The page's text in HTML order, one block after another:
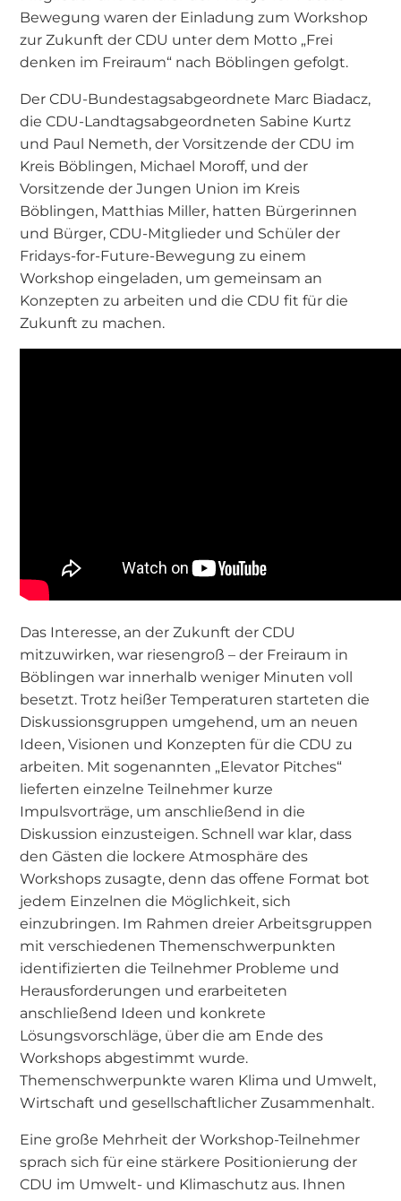
Bewegung waren der Einladung zum Workshop
zur Zukunft der CDU unter dem Motto „Frei
denken im Freiraum“ nach Böblingen gefolgt.
Der CDU-Bundestagsabgeordnete Marc Biadacz,
die CDU-Landtagsabgeordneten Sabine Kurtz
und Paul Nemeth, der Vorsitzende der CDU im
Kreis Böblingen, Michael Moroff, und der
Vorsitzende der Jungen Union im Kreis
Böblingen, Matthias Miller, hatten Bürgerinnen
und Bürger, CDU-Mitglieder und Schüler der
Fridays-for-Future-Bewegung zu einem
Workshop eingeladen, um gemeinsam an
Konzepten zu arbeiten und die CDU fit für die
Zukunft zu machen.
Das Interesse, an der Zukunft der CDU
mitzuwirken, war riesengroß – der Freiraum in
Böblingen war innerhalb weniger Minuten voll
besetzt. Trotz heißer Temperaturen starteten die
Diskussionsgruppen umgehend, um an neuen
Ideen, Visionen und Konzepten für die CDU zu
arbeiten. Mit sogenannten „Elevator Pitches“
lieferten einzelne Teilnehmer kurze
Impulsvorträge, um anschließend in die
Diskussion einzusteigen. Schnell war klar, dass
den Gästen die lockere Atmosphäre des
Workshops zusagte, denn das offene Format bot
jedem Einzelnen die Möglichkeit, sich
einzubringen. Im Rahmen dreier Arbeitsgruppen
mit verschiedenen Themenschwerpunkten
identifizierten die Teilnehmer Probleme und
Herausforderungen und erarbeiteten
anschließend Ideen und konkrete
Lösungsvorschläge, über die am Ende des
Workshops abgestimmt wurde.
Themenschwerpunkte waren Klima und Umwelt,
Wirtschaft und gesellschaftlicher Zusammenhalt.
Eine große Mehrheit der Workshop-Teilnehmer
sprach sich für eine stärkere Positionierung der
CDU im Umwelt- und Klimaschutz aus. Ihnen